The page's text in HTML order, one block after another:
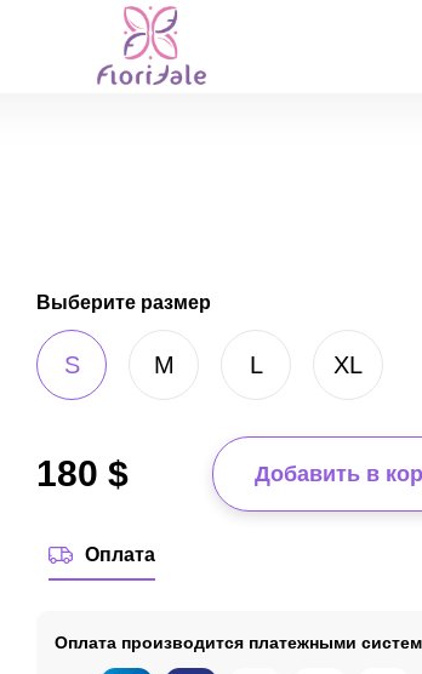
Выберите размер
S M L XL
180 $ Добавить в
Оплата
Оплата производится платежными